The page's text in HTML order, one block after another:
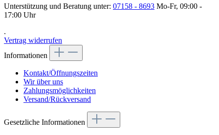
Unterstützung und Beratung unter: 07158 - 8693 Mo-Fr, 09:00 -
17:00 Uhr
.
Vertrag widerrufen
Informationen
Kontakt/Öffnungszeiten
Wir über uns
Zahlungsmöglichkeiten
Versand/Rückversand
Gesetzliche Informationen